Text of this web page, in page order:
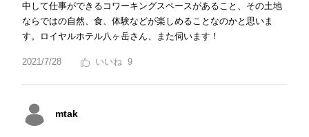
中して仕事ができるコワーキングスペースがあること、その土地
ならではの自然、食、体験などが楽しめることなのかと思いま
す。ロイヤルホテル八ヶ岳さん、また伺います！
2021/7/28 9
mtak